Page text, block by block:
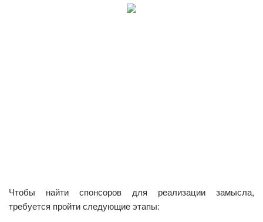
Чтобы найти спонсоров для реализации замысла,
требуется пройти следующие этапы: